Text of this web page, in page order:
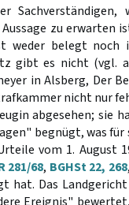
Sachverständigen,
zu erwarten
weder belegt noch
gibt es nicht (vgl.
in Alsberg, Der
nicht nur
abgesehen; sie
begnügt, was für
vom 1. August
281/68, BGHSt 22, 268
hat. Das